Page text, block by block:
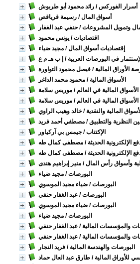
أسرار الفوركس/ رائد محمود أبو طربوش
أسواق المال/ رسيمة قرياقص
وتمويل المشروعات/ حنفي عبد الغفار
اقتصاديات/ يونس محمود
إقتصاديات أسواق المال/ مجيد ضياء
في البورصات العربية / إ ب هـ م ع
الأوراق المالية / فيصل محمود التواورة
الأسواق المالية / محمود محمد الداغر
الأسواق المالية في العالم / موريس سلامة
الأسواق المالية في العالم / موريس سلامة
المالية والنقدية / خالد وهيب الراوي
النظرية والتطبيق/ مصطفي أحمد فريد
الإكتتاب/ جيمس بي آركياور
الإلكترونية الحديثة / مصطفى كمال طه
الإلكترونية الحديثة / مصطفى كمال طه
وأسواق رأس المال/ منير إبراهيم هندى
البورصات/ مجيد ضياء
البورصات/ ضياء مجيد الموسوي
البورصات/ عبد الغفار حنفي
البورصات/ ضياء مجيد الموسوي
البورصات/ مجيد ضياء
والمؤسسات المالية / عبد الغفار حنفي
والمؤسسات المالية / عبد الغفار حنفي
البورصات والهندسة المالية / فريد النجار
للأوراق المالية / طارق عبد العال حماد